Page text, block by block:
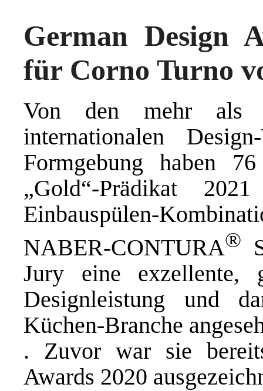
German Design
für Corno Turno
Von den mehr als
internationalen
Formgebung haben
„Gold“-Prädikat
Einbauspülen-
NABER-CONTURA®
Jury eine exzellente,
Designleistung und
Küchen-Branche
. Zuvor war sie
Awards 2020